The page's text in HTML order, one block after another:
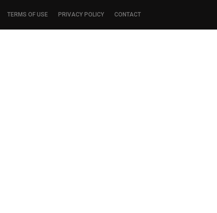
TERMS OF USE PRIVACY POLICY CONTACT